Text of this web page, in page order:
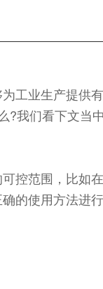
工业生产提供
我们看下文当中
控范围，比如
的使用方法进